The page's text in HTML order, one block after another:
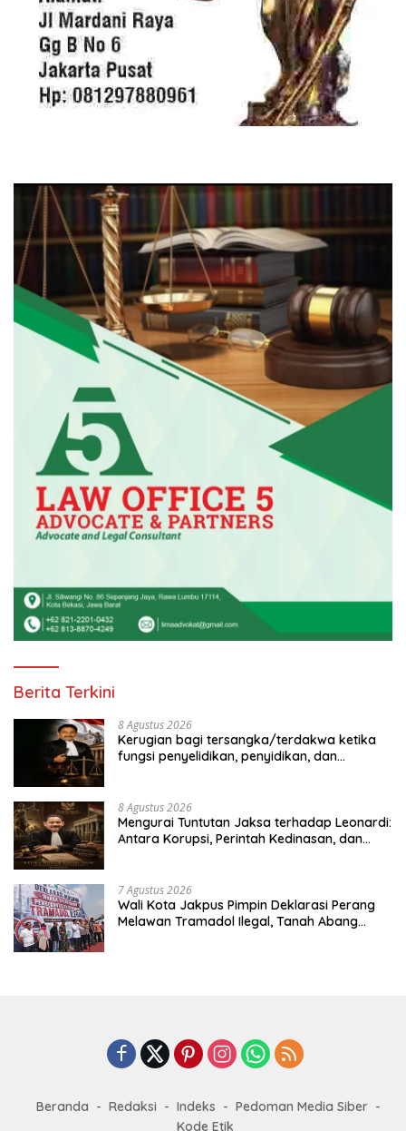
Berita Terkini
8 Agustus 2026
Kerugian bagi tersangka/terdakwa ketika
fungsi penyelidikan, penyidikan, dan
perkara koneksitas. Studi kasus dalam
penanganan perkara dugaan korupsi
pengadaan satelit Kemhan, dengan
8 Agustus 2026
Mengurai Tuntutan Jaksa terhadap Leonardi:
Antara Korupsi, Perintah Kedinasan, dan
7 Agustus 2026
Wali Kota Jakpus Pimpin Deklarasi Perang
Melawan Tramadol Ilegal, Tanah Abang
Beranda Redaksi Indeks
Pedoman Media Siber
Kode Etik